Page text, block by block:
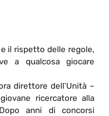
il rispetto delle regole,
a qualcosa giocare
direttore dell’Unità –
ricercatore alla
anni di concorsi